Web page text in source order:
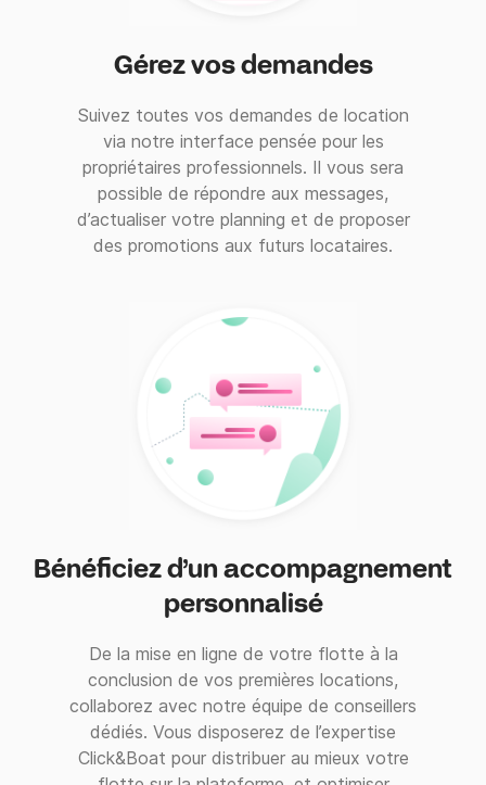
Gérez vos demandes
Suivez toutes vos demandes de location
via notre interface pensée pour les
propriétaires professionnels. Il vous sera
possible de répondre aux messages,
d’actualiser votre planning et de proposer
des promotions aux futurs locataires.
Bénéficiez d’un accompagnement
personnalisé
De la mise en ligne de votre flotte à la
conclusion de vos premières locations,
collaborez avec notre équipe de conseillers
dédiés. Vous disposerez de l’expertise
Click&Boat pour distribuer au mieux votre